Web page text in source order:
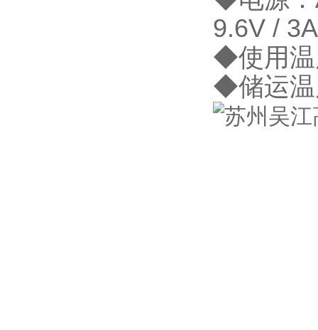
9.6V /
◆使用
◆储运